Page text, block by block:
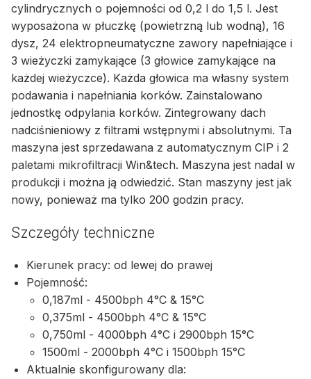
cylindrycznych o pojemności od 0,2 l do 1,5 l. Jest
wyposażona w płuczkę (powietrzną lub wodną), 16
dysz, 24 elektropneumatyczne zawory napełniające i
3 wieżyczki zamykające (3 głowice zamykające na
każdej wieżyczce). Każda głowica ma własny system
podawania i napełniania korków. Zainstalowano
jednostkę odpylania korków. Zintegrowany dach
nadciśnieniowy z filtrami wstępnymi i absolutnymi. Ta
maszyna jest sprzedawana z automatycznym CIP i 2
paletami mikrofiltracji Win&tech. Maszyna jest nadal w
produkcji i można ją odwiedzić. Stan maszyny jest jak
nowy, ponieważ ma tylko 200 godzin pracy.
Szczegóły techniczne
Kierunek pracy: od lewej do prawej
Pojemność:
0,187ml - 4500bph 4°C & 15°C
0,375ml - 4500bph 4°C & 15°C
0,750ml - 4000bph 4°C i 2900bph 15°C
1500ml - 2000bph 4°C i 1500bph 15°C
Aktualnie skonfigurowany dla: